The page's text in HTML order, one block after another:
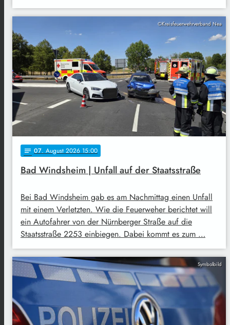
©Kreisfeuerwehrverband Nea
notes 07. August 2026 15:00
Bad Windsheim | Unfall auf der Staatsstraße
Bei Bad Windsheim gab es am Nachmittag einen Unfall
mit einem Verletzten. Wie die Feuerweher berichtet will
ein Autofahrer von der Nürnberger Straße auf die
Staatsstraße 2253 einbiegen. Dabei kommt es zum …
Symbolbild